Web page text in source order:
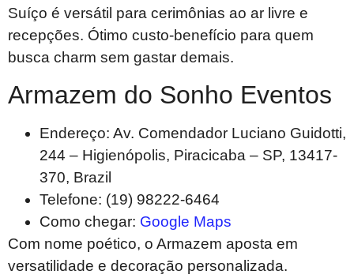
Suíço é versátil para cerimônias ao ar livre e
recepções. Ótimo custo-benefício para quem
busca charm sem gastar demais.
Armazem do Sonho Eventos
Endereço: Av. Comendador Luciano Guidotti,
244 – Higienópolis, Piracicaba – SP, 13417-
370, Brazil
Telefone: (19) 98222-6464
Como chegar: Google Maps
Com nome poético, o Armazem aposta em
versatilidade e decoração personalizada.